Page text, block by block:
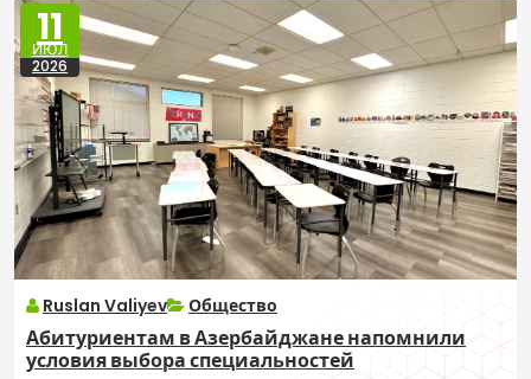
11
ИЮЛ
2026
Ruslan Valiyev Общество
Абитуриентам в Азербайджане напомнили
условия выбора специальностей